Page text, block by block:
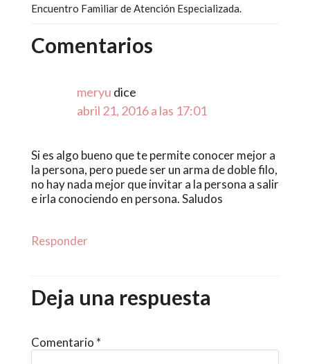
Encuentro Familiar de Atención Especializada.
Comentarios
meryu dice
abril 21, 2016 a las 17:01
Si es algo bueno que te permite conocer mejor a
la persona, pero puede ser un arma de doble filo,
no hay nada mejor que invitar a la persona a salir
e irla conociendo en persona. Saludos
Responder
Deja una respuesta
Comentario *